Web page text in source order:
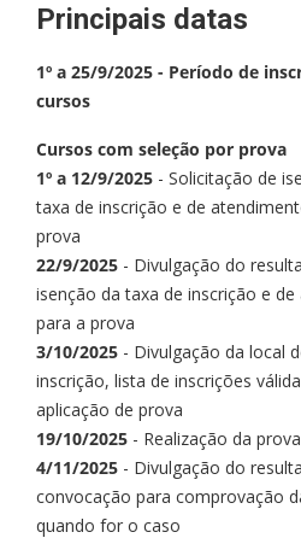
Principais datas
1º a 25/9/2025 - Período de
cursos
Cursos com seleção por prova
1º a 12/9/2025 - Solicitação de
taxa de inscrição e de
prova
22/9/2025 - Divulgação do
isenção da taxa de inscrição e
para a prova
3/10/2025 - Divulgação da local
inscrição, lista de inscrições
aplicação de prova
19/10/2025 - Realização da prova
4/11/2025 - Divulgação do
convocação para comprovação
quando for o caso